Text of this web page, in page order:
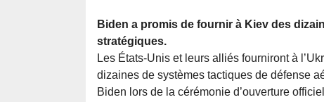
Biden a promis de fournir à Kiev des
stratégiques.
Les États-Unis et leurs alliés fourniront à
dizaines de systèmes tactiques de défense
Biden lors de la cérémonie d’ouverture